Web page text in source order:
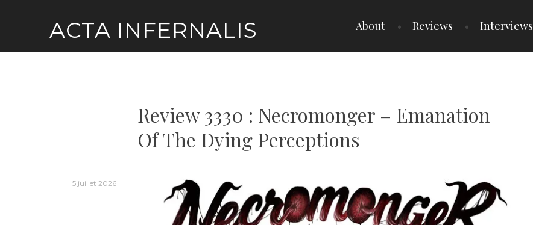
ACTA INFERNALIS About Reviews Interviews
Review 3330 : Necromonger – Emanation
Of The Dying Perceptions
5 juillet 2026